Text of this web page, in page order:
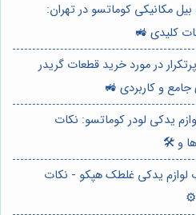
مکانیکی کوماتسو در تهران:
کلیدی 🚜
در مورد خرید قطعات گریدر
و کاربردی 🚜
یدکی لودر کوماتسو: نکات
و 🛠️
لوازم یدکی غلطک هپکو - نکات
⚙️